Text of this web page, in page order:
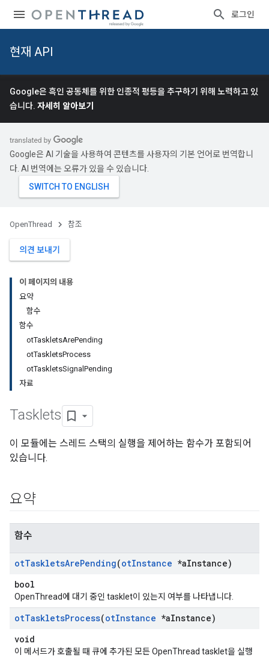
로그인
현재 API
Google은 흑인 공동체를 위한 인종적 평등을 추구하기 위해 노력하고 있
습니다. 자세히 알아보기
Google은 AI 기술을 사용하여 콘텐츠를 사용자의 기본 언어로 번역합니
다. AI 번역에는 오류가 있을 수 있습니다.
OpenThread 참조
의견 보내기
이 페이지의 내용
요약
함수
함수
otTaskletsArePending
otTaskletsProcess
otTaskletsSignalPending
자료
Tasklets
이 모듈에는 스레드 스택의 실행을 제어하는 함수가 포함되어
있습니다.
요약
함수
otTaskletsArePending(otInstance *aInstance)
bool
OpenThread에 대기 중인 tasklet이 있는지 여부를 나타냅니다.
otTaskletsProcess(otInstance *aInstance)
void
이 메서드가 호출될 때 큐에 추가된 모든 OpenThread tasklet을 실행